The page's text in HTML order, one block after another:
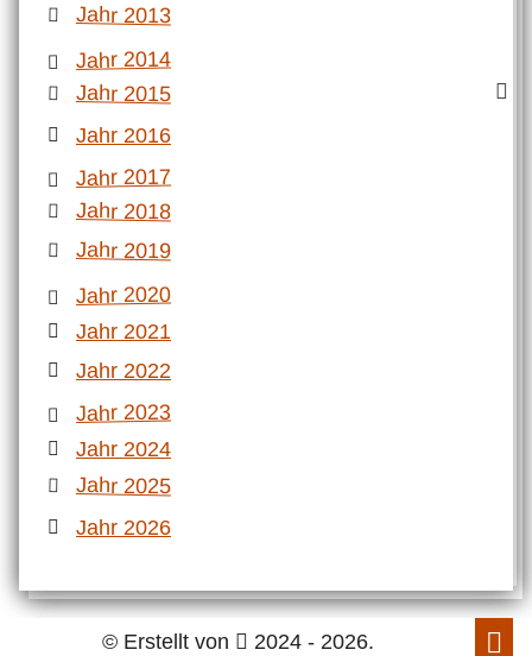
Jahr 2013
Jahr 2014
Jahr 2015
Jahr 2016
Jahr 2017
Jahr 2018
Jahr 2019
Jahr 2020
Jahr 2021
Jahr 2022
Jahr 2023
Jahr 2024
Jahr 2025
Jahr 2026
© Erstellt von 2024 - 2026.